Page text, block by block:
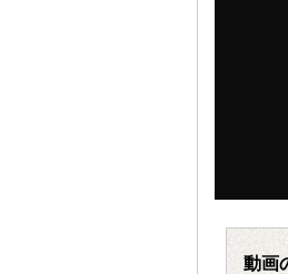
動画